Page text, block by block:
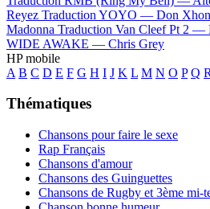
Reyez Traduction YOYO — Don
Madonna Traduction Van Cleef Pt 2 —
WIDE AWAKE — Chris Grey
HP mobile
A B C D E F G H I J K L M N O P Q R
Thématiques
Chansons pour faire le sexe
Rap Français
Chansons d'amour
Chansons des Guinguettes
Chansons de Rugby et 3ème mi-